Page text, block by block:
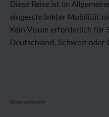
Diese Reise ist im
eingeschränkter Mobilität
Kein Visum erforderlich für
Deutschland, Schweiz oder
Bildnachweis